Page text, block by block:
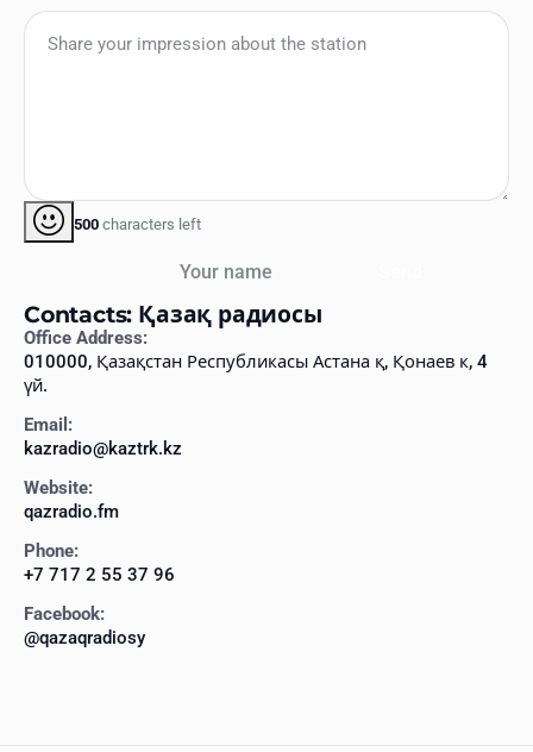
500 characters left
Contacts: Қазақ радиосы
Office Address:
010000, Қазақстан Республикасы Астана қ, Қонаев к, 4
үй.
Email:
kazradio@kaztrk.kz
Website:
qazradio.fm
Phone:
+7 717 2 55 37 96
Facebook:
@qazaqradiosy